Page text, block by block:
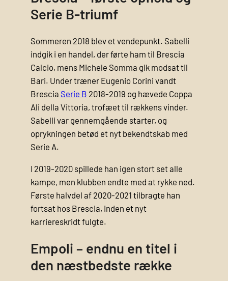
Serie B-triumf
Sommeren 2018 blev et vendepunkt. Sabelli
indgik i en handel, der førte ham til Brescia
Calcio, mens Michele Somma gik modsat til
Bari. Under træner Eugenio Corini vandt
Brescia Serie B 2018-2019 og hævede Coppa
Ali della Vittoria, trofæet til rækkens vinder.
Sabelli var gennemgående starter, og
oprykningen betød et nyt bekendtskab med
Serie A.
I 2019-2020 spillede han igen stort set alle
kampe, men klubben endte med at rykke ned.
Første halvdel af 2020-2021 tilbragte han
fortsat hos Brescia, inden et nyt
karriereskridt fulgte.
Empoli – endnu en titel i
den næstbedste række